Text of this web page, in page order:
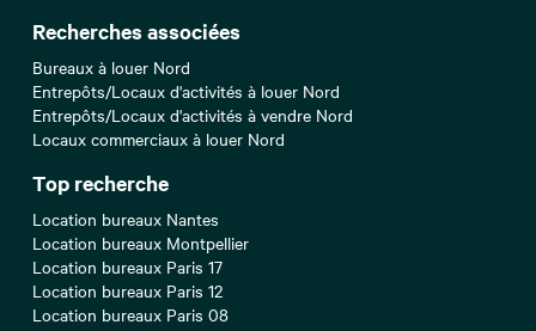
Recherches associées
Bureaux à louer Nord
Entrepôts/Locaux d'activités à louer Nord
Entrepôts/Locaux d'activités à vendre Nord
Locaux commerciaux à louer Nord
Top recherche
Location bureaux Nantes
Location bureaux Montpellier
Location bureaux Paris 17
Location bureaux Paris 12
Location bureaux Paris 08